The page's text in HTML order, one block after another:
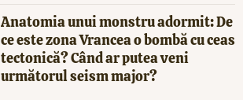
Anatomia unui monstru adormit: De
ce este zona Vrancea o bombă cu ceas
tectonică? Când ar putea veni
următorul seism major?